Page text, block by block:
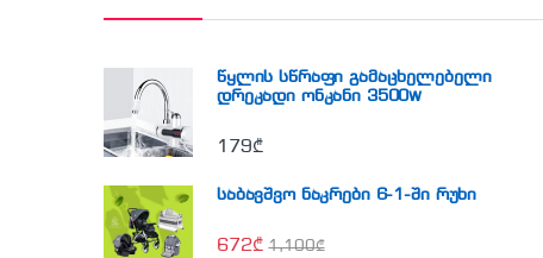
წყლის სწრაფი გამაცხელებელი
დრეკადი ონკანი 3500w
179₾
საბავშვო ნაკრები 6-1-ში რუხი
672₾ 1,100₾